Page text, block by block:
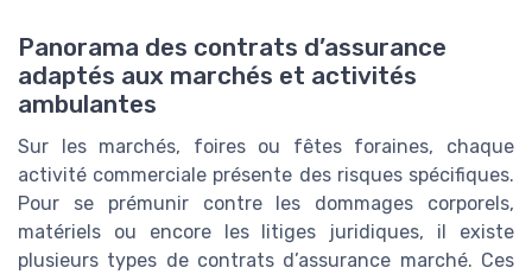
Panorama des contrats d’assurance
adaptés aux marchés et activités
ambulantes
Sur les marchés, foires ou fêtes foraines, chaque
activité commerciale présente des risques spécifiques.
Pour se prémunir contre les dommages corporels,
matériels ou encore les litiges juridiques, il existe
plusieurs types de contrats d’assurance marché. Ces